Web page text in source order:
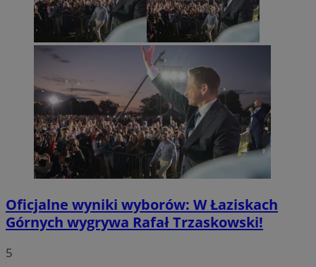
Oficjalne wyniki wyborów: W Łaziskach
Górnych wygrywa Rafał Trzaskowski!
5